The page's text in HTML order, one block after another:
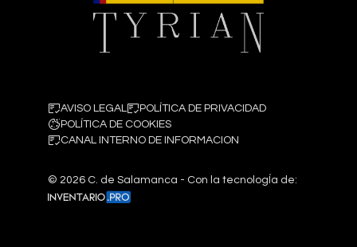
AVISO LEGAL
POLÍTICA DE PRIVACIDAD
POLÍTICA DE COOKIES
CANAL INTERNO DE INFORMACION
© 2026 C. de Salamanca - Con la tecnologÍa de: